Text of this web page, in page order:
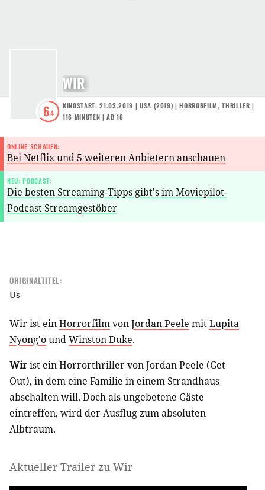
6.4
WIR
KINOSTART: 21.03.2019 | USA (2019) |HORRORFILM,THRILLER |
116 MINUTEN |AB 16
ONLINE SCHAUEN:
Bei Netflix und 5 weiteren Anbietern anschauen
NEU: PODCAST:
Die besten Streaming-Tipps gibt's im Moviepilot-
Podcast Streamgestöber
ORIGINALTITEL:
Us
Wir ist einHorrorfilmvonJordan Peele mitLupita
Nyong'oundWinston Duke.
Wirist ein Horrorthriller von Jordan Peele (Get
Out), in dem eine Familie in einem Strandhaus
abschalten will. Doch als ungebetene Gäste
eintreffen, wird der Ausflug zum absoluten
Albtraum.
Aktueller Trailer zu Wir